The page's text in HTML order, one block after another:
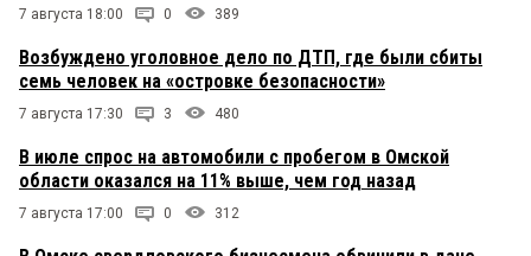
7 августа 18:00 0 389
Возбуждено уголовное дело по ДТП, где были сбиты
семь человек на «островке безопасности»
7 августа 17:30 3 480
В июле спрос на автомобили с пробегом в Омской
области оказался на 11% выше, чем год назад
7 августа 17:00 0 312